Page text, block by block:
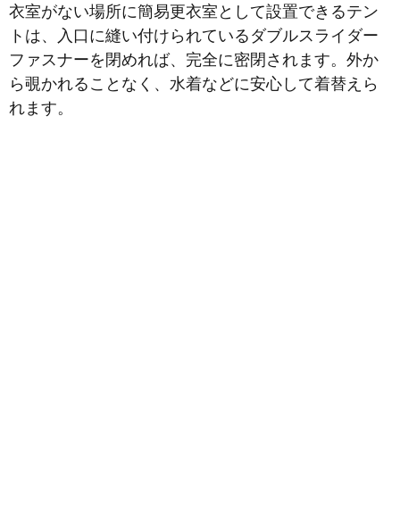
衣室がない場所に簡易更衣室として設置できるテン
トは、入口に縫い付けられているダブルスライダー
ファスナーを閉めれば、完全に密閉されます。外か
ら覗かれることなく、水着などに安心して着替えら
れます。